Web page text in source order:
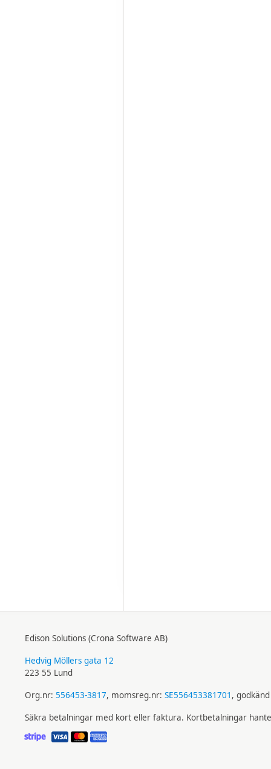
Edison Solutions (Crona Software AB)
Hedvig Möllers gata 12
223 55 Lund
Org.nr: 556453-3817, momsreg.nr: SE556453381701 ,
Säkra betalningar med kort eller faktura. Kortbetalningar